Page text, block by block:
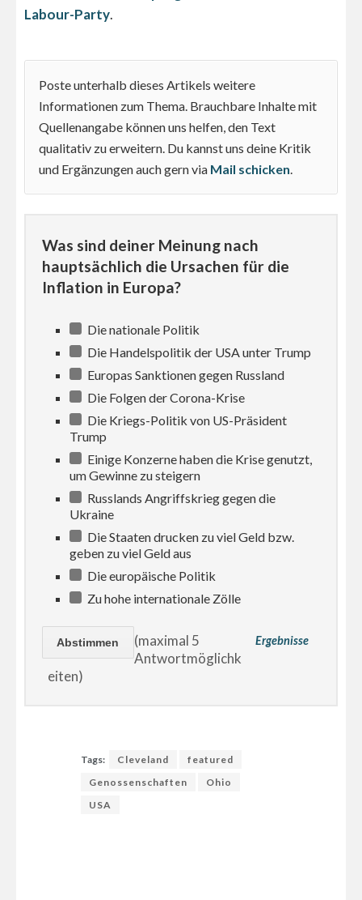
Labour-Party.
Poste unterhalb dieses Artikels weitere
Informationen zum Thema. Brauchbare Inhalte mit
Quellenangabe können uns helfen, den Text
qualitativ zu erweitern. Du kannst uns deine Kritik
und Ergänzungen auch gern via Mail schicken.
Was sind deiner Meinung nach
hauptsächlich die Ursachen für die
Inflation in Europa?
Die nationale Politik
Die Handelspolitik der USA unter Trump
Europas Sanktionen gegen Russland
Die Folgen der Corona-Krise
Die Kriegs-Politik von US-Präsident
Trump
Einige Konzerne haben die Krise genutzt,
um Gewinne zu steigern
Russlands Angriffskrieg gegen die
Ukraine
Die Staaten drucken zu viel Geld bzw.
geben zu viel Geld aus
Die europäische Politik
Zu hohe internationale Zölle
Ergebnisse
(maximal 5
Antwortmöglichk
eiten)
Tags: Cleveland
featured
Genossenschaften
Ohio
USA